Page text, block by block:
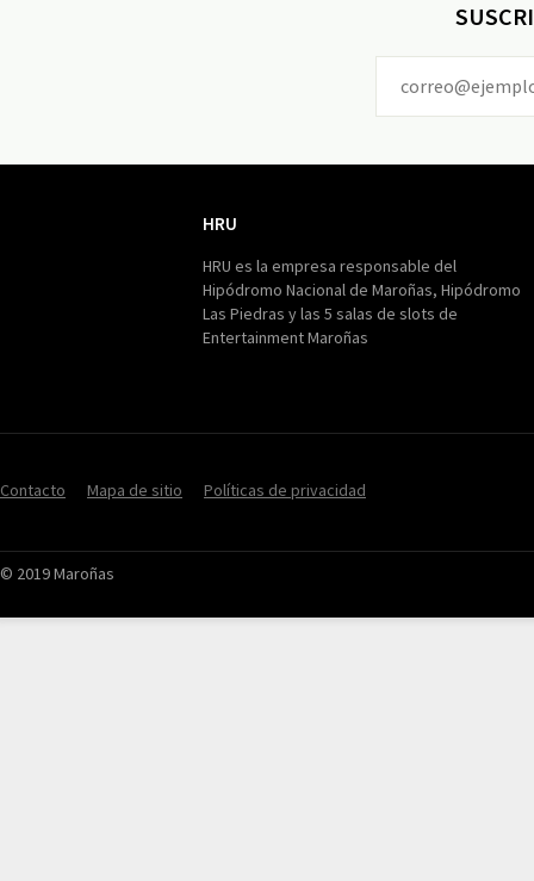
HRU
HRU es la empresa responsable del
Hipódromo Nacional de Maroñas, Hipódromo
Las Piedras y las 5 salas de slots de
Entertainment Maroñas
Contacto Mapa de sitio Políticas de privacidad
© 2019 Maroñas